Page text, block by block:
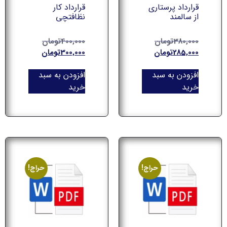
قرارداد پرستاری
از سالمند
380,000تومان
285,000تومان
افزودن به سبد
خرید
قرارداد کار
نظافتچی
400,000تومان
300,000تومان
افزودن به سبد
خرید
حراج! حراج!